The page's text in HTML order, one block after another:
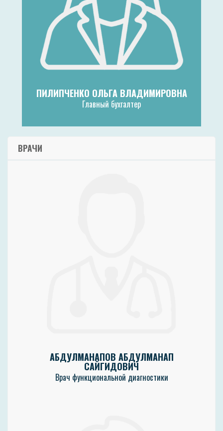
ПИЛИПЧЕНКО ОЛЬГА ВЛАДИМИРОВНА
Главный бухгалтер
ВРАЧИ
АБДУЛМАНАПОВ АБДУЛМАНАП
САЙГИДОВИЧ
Врач функциональной диагностики